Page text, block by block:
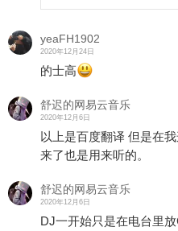
yeaFH1902
2020年12月24日
的士高
舒迟的网易云音乐
2020年12月6日
以上是百度翻译 但是在
来了也是用来听的。
舒迟的网易云音乐
2020年12月6日
DJ一开始只是在电台里